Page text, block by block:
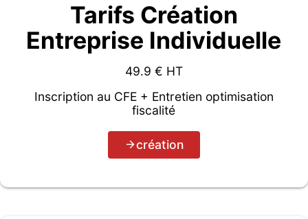
Tarifs Création
Entreprise Individuelle
49.9 € HT
Inscription au CFE + Entretien optimisation
fiscalité
création